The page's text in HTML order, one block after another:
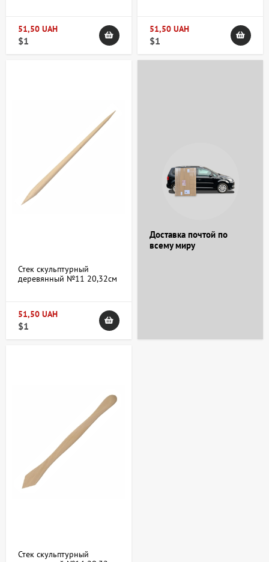
51,50 UAH
$1
51,50 UAH
$1
Стек скульптурный
деревянный №11 20,32см
51,50 UAH
$1
Доставка почтой по
всему миру
Стек скульптурный